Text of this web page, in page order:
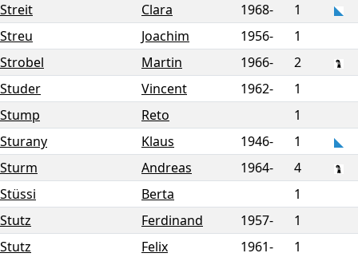
Streit
Clara 1968-
1
Streu
Joachim 1956-
1
Strobel
Martin 1966-
2
Studer
Vincent 1962-
1
Stump
Reto
1
Sturany
Klaus 1946-
1
Sturm
Andreas 1964-
4
Stüssi
Berta
1
Stutz
Ferdinand 1957-
1
Stutz
Felix 1961-
1